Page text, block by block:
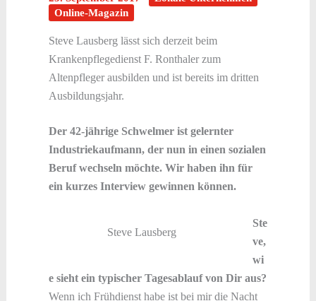
Online-Magazin
Steve Lausberg lässt sich derzeit beim
Krankenpflegedienst F. Ronthaler zum
Altenpfleger ausbilden und ist bereits im dritten
Ausbildungsjahr.
Der 42-jährige Schwelmer ist gelernter
Industriekaufmann, der nun in einen sozialen
Beruf wechseln möchte. Wir haben ihn für
ein kurzes Interview gewinnen können.
Steve Lausberg
Ste
ve,
wi
e sieht ein typischer Tagesablauf von Dir aus?
Wenn ich Frühdienst habe ist bei mir die Nacht